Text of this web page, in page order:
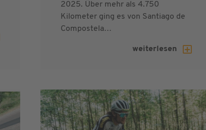
2025. Über mehr als 4.750
Kilometer ging es von Santiago de
Compostela…
weiterlesen